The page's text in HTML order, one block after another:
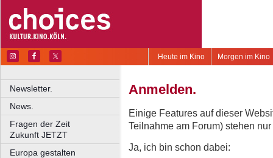
Morgen im Kino
Heute im Kino
Newsletter.
News.
Fragen der Zeit
Zukunft JETZT
Europa gestalten
Anmelden.
Einige Features auf dieser
Teilnahme am Forum) stehen
Ja, ich bin schon dabei: